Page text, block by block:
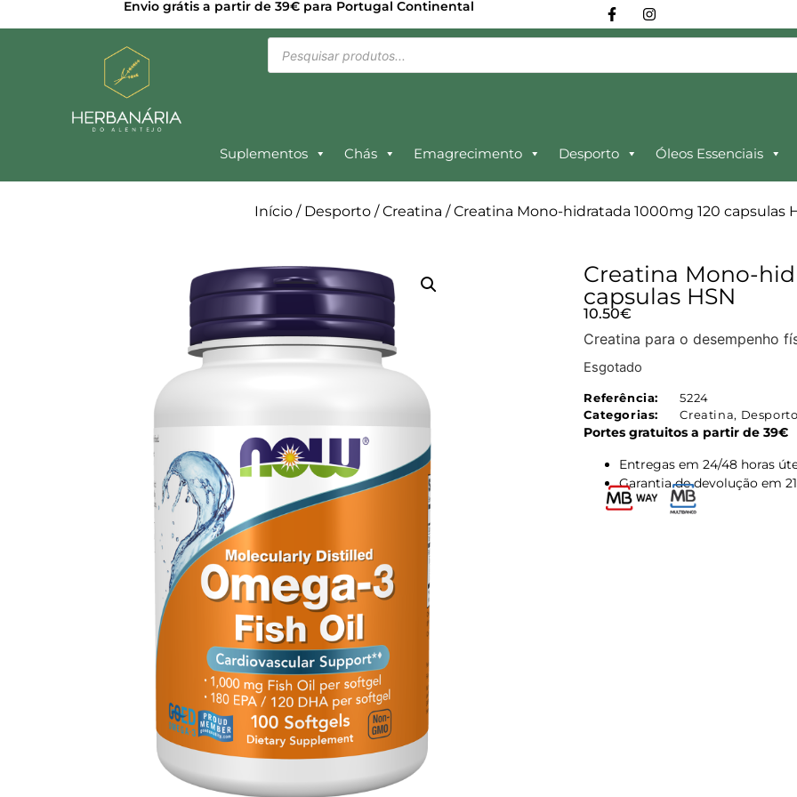
Envio grátis a partir de 39€ para Portugal Continental
Suplementos Chás Emagrecimento Desporto Óleos Essenciais
Início / Desporto /Creatina / Creatina Mono-hidratada 1000mg 120 capsulas
Creatina Mono-
capsulas HSN
10.50€
Creatina para o desempenho
Esgotado
Referência:
5224
Categorias:
Creatina, Desporto
Portes gratuitos a partir de 39€
Entregas em 24/48 horas
Garantia de devolução em